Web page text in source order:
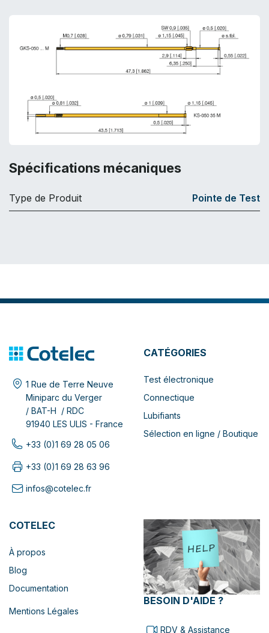
Spécifications mécaniques
Type de Produit Pointe de Test
1 Rue de Terre Neuve
Miniparc du Verger
/ BAT-H / RDC
91940 LES ULIS - France
+33 (0)1 69 28 05 06
+33 (0)1 69 28 63 96
infos@cotelec.fr
CATÉGORIES
Test électronique
Connectique
Lubifiants
Sélection en ligne / Boutique
COTELEC
À propos
Blog
Documentation
Mentions Légales
BESOIN D'AIDE ?
RDV & Assistance